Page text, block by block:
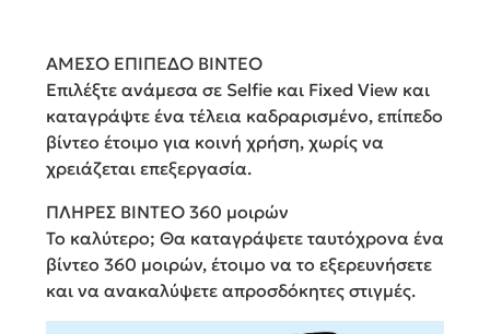
ΑΜΕΣΟ ΕΠΙΠΕΔΟ ΒΙΝΤΕΟ
Επιλέξτε ανάμεσα σε Selfie και Fixed View και
καταγράψτε ένα τέλεια καδραρισμένο, επίπεδο
βίντεο έτοιμο για κοινή χρήση, χωρίς να
χρειάζεται επεξεργασία.
ΠΛΗΡΕΣ ΒΙΝΤΕΟ 360 μοιρών
Το καλύτερο; Θα καταγράψετε ταυτόχρονα ένα
βίντεο 360 μοιρών, έτοιμο να το εξερευνήσετε
και να ανακαλύψετε απροσδόκητες στιγμές.